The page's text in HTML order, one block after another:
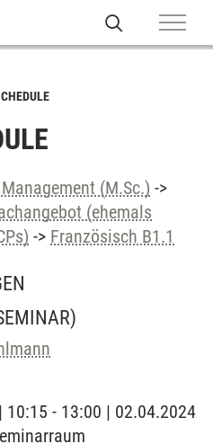
(M.Sc.) ->
(ehemals
-> Französisch B1.1
- 13:00 | 02.04.2024